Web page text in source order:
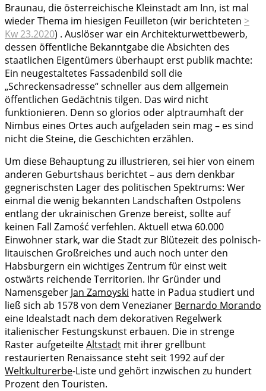
Braunau, die österreichische Kleinstadt am Inn, ist mal
wieder Thema im hiesigen Feuilleton (wir berichteten >
Kw 23.2020) . Auslöser war ein Architekturwettbewerb,
dessen öffentliche Bekanntgabe die Absichten des
staatlichen Eigentümers überhaupt erst publik machte:
Ein neugestaltetes Fassadenbild soll die
„Schreckensadresse“ schneller aus dem allgemein
öffentlichen Gedächtnis tilgen. Das wird nicht
funktionieren. Denn so glorios oder alptraumhaft der
Nimbus eines Ortes auch aufgeladen sein mag – es sind
nicht die Steine, die Geschichten erzählen.
Um diese Behauptung zu illustrieren, sei hier von einem
anderen Geburtshaus berichtet – aus dem denkbar
gegnerischsten Lager des politischen Spektrums: Wer
einmal die wenig bekannten Landschaften Ostpolens
entlang der ukrainischen Grenze bereist, sollte auf
keinen Fall Zamość verfehlen. Aktuell etwa 60.000
Einwohner stark, war die Stadt zur Blütezeit des polnisch-
litauischen Großreiches und auch noch unter den
Habsburgern ein wichtiges Zentrum für einst weit
ostwärts reichende Territorien. Ihr Gründer und
Namensgeber Jan Zamoyski hatte in Padua studiert und
ließ sich ab 1578 von dem Venezianer Bernardo Morando
eine Idealstadt nach dem dekorativen Regelwerk
italienischer Festungskunst erbauen. Die in strenge
Raster aufgeteilteAltstadt mit ihrer grellbunt
restaurierten Renaissance steht seit 1992 auf der
Weltkulturerbe-Liste und gehört inzwischen zu hundert
Prozent den Touristen.